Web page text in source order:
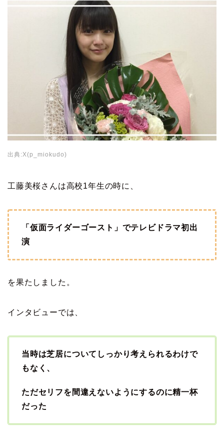
出典:X(p_miokudo)
工藤美桜さんは高校1年生の時に、
「仮面ライダーゴースト」でテレビドラマ初出
演
を果たしました。
インタビューでは、
当時は芝居についてしっかり考えられるわけで
もなく、
ただセリフを間違えないようにするのに精一杯
だった